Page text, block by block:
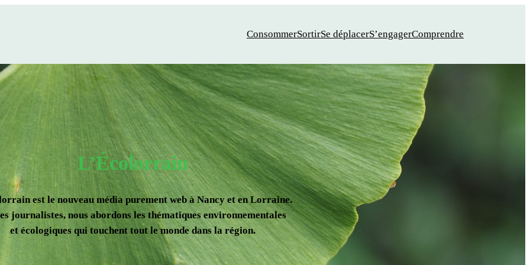
ConsommerSortirSe déplacerS’engagerComprendre
L’Écolorrain
est le nouveau média purement web à Nancy et en Lorraine.
journalistes, nous abordons les thématiques environnementales
et écologiques qui touchent tout le monde dans la région.